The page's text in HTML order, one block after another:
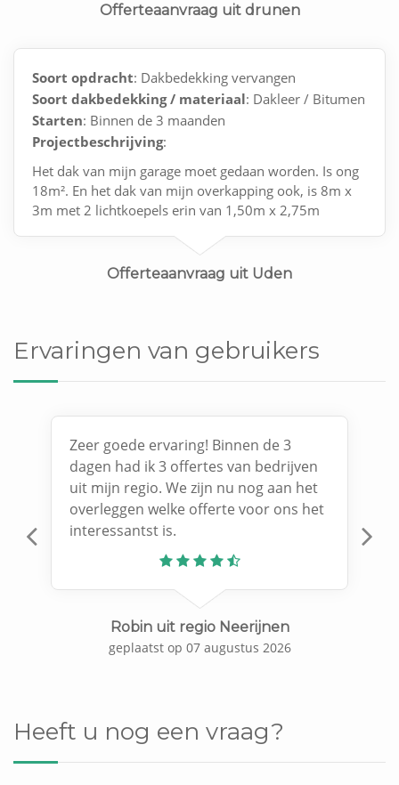
Offerteaanvraag uit drunen
Soort opdracht: Dakbedekking vervangen
Soort dakbedekking / materiaal: Dakleer / Bitumen
Starten: Binnen de 3 maanden
Projectbeschrijving:
Het dak van mijn garage moet gedaan worden. Is ong
18m². En het dak van mijn overkapping ook, is 8m x
3m met 2 lichtkoepels erin van 1,50m x 2,75m
Offerteaanvraag uit Uden
Ervaringen van gebruikers
Zeer goede ervaring! Binnen de 3
dagen had ik 3 offertes van bedrijven
uit mijn regio. We zijn nu nog aan het
overleggen welke offerte voor ons het
interessantst is.
Robin uit regio Neerijnen
geplaatst op 07 augustus 2026
Previous
Heeft u nog een vraag?